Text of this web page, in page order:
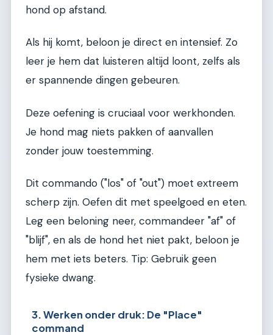
hond op afstand.
Als hij komt, beloon je direct en intensief. Zo
leer je hem dat luisteren altijd loont, zelfs als
er spannende dingen gebeuren.
Deze oefening is cruciaal voor werkhonden.
Je hond mag niets pakken of aanvallen
zonder jouw toestemming.
Dit commando ("los" of "out") moet extreem
scherp zijn. Oefen dit met speelgoed en eten.
Leg een beloning neer, commandeer "af" of
"blijf", en als de hond het niet pakt, beloon je
hem met iets beters. Tip: Gebruik geen
fysieke dwang.
3. Werken onder druk: De "Place"
command